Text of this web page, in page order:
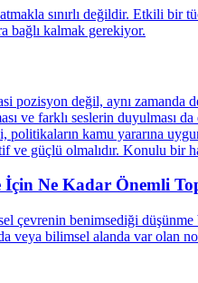
Ne Kadar Önemli